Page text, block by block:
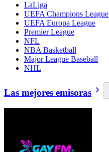
LaLiga
UEFA Champions League
UEFA Europa League
Premier League
NFL
NBA Basketball
Major League Baseball
NHL
Las mejores emisoras